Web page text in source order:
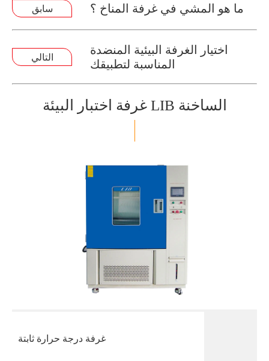
سابق ما هو المشي في غرفة المناخ ؟
التالي
اختيار الغرفة البيئية المنضدة
المناسبة لتطبيقك
غرفة اختبار البيئة LIB الساخنة
غرفة درجة حرارة ثابتة